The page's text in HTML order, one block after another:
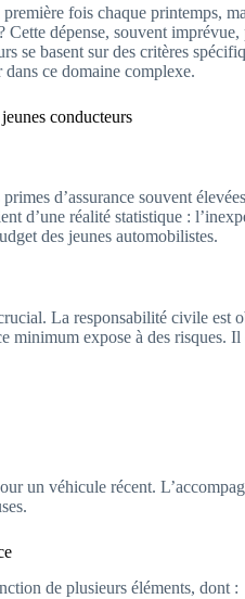
fois chaque printemps,
Cette dépense, souvent
se basent sur des critères
ce domaine complexe.
conducteurs
d’assurance souvent
d’une réalité statistique :
des jeunes automobilistes.
La responsabilité civile est
minimum expose à des risques.
un véhicule récent.
de plusieurs éléments, dont :